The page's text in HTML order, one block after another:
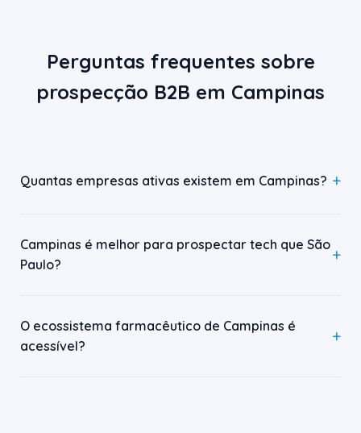
Perguntas frequentes sobre
prospecção B2B em Campinas
Quantas empresas ativas existem em Campinas?
Campinas é melhor para prospectar tech que São
Paulo?
O ecossistema farmacêutico de Campinas é
acessível?